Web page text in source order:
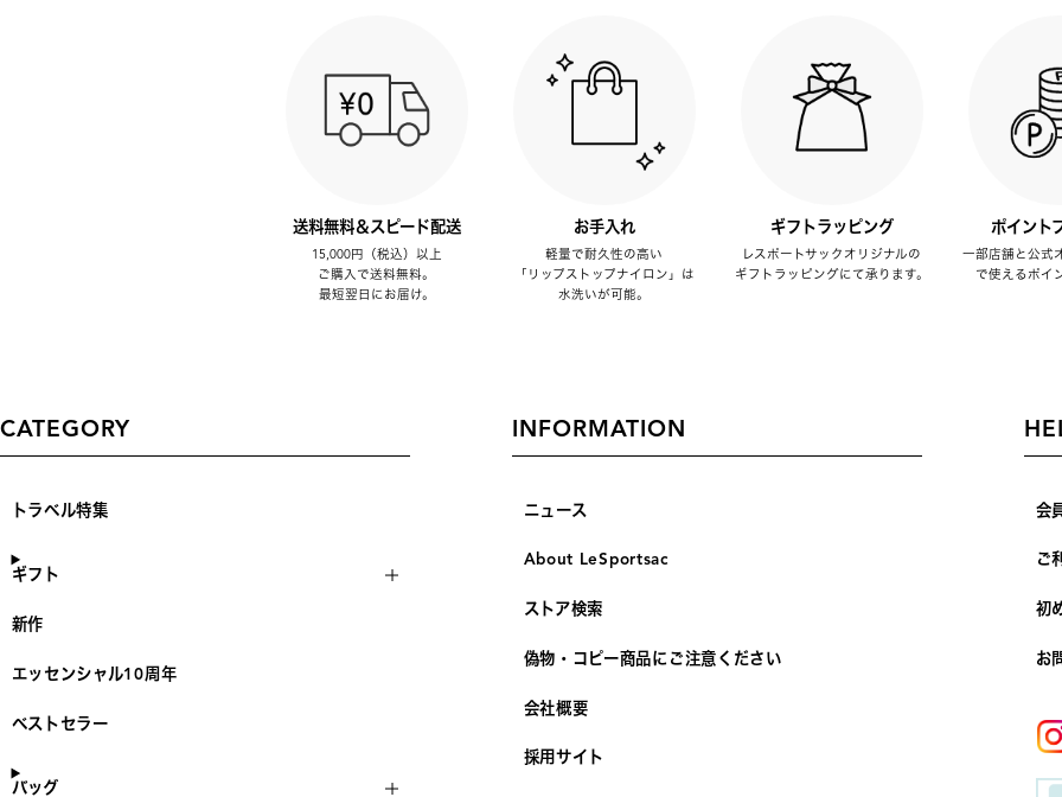
送料無料＆スピード配送
15,000円（税込）以上
ご購入で送料無料。
最短翌日にお届け。
お手入れ
軽量で耐久性の高い
「リップストップナイロン」は
水洗いが可能。
ギフトラッピング
レスポートサックオリジナルの
ギフトラッピングにて承ります。
ポイント
一部店舗と公式
で使えるポイ
CATEGORY
トラベル特集
ギフト
新作
エッセンシャル10周年
ベストセラー
バッグ
INFORMATION
ニュース
About LeSportsac
ストア検索
偽物・コピー商品にご注意ください
会社概要
採用サイト
会
ご
初
お